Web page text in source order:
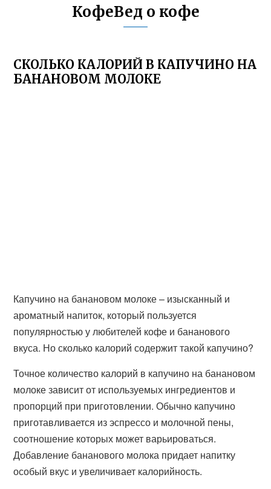
КофеВед о кофе
СКОЛЬКО КАЛОРИЙ В КАПУЧИНО НА
БАНАНОВОМ МОЛОКЕ
Капучино на банановом молоке – изысканный и
ароматный напиток, который пользуется
популярностью у любителей кофе и бананового
вкуса. Но сколько калорий содержит такой капучино?
Точное количество калорий в капучино на банановом
молоке зависит от используемых ингредиентов и
пропорций при приготовлении. Обычно капучино
приготавливается из эспрессо и молочной пены,
соотношение которых может варьироваться.
Добавление бананового молока придает напитку
особый вкус и увеличивает калорийность.